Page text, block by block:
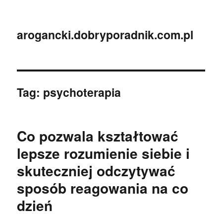
arogancki.dobryporadnik.com.pl
Tag: psychoterapia
Co pozwala kształtować
lepsze rozumienie siebie i
skuteczniej odczytywać
sposób reagowania na co
dzień